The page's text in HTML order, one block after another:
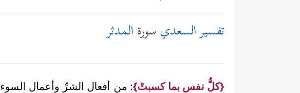
تفسير السعدي سورةالمدثر
{كلُّ نفس بما كسبتْ}: من أفعال الشرِّ وأعمال السوء